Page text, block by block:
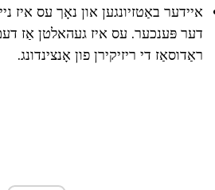
איידער באַטזיונגען און נאָך עס איז
דער פּענכער. עס איז געהאלטן אַז
ראַדוסאַז די ריזיקירן פון אָנצינדונג.